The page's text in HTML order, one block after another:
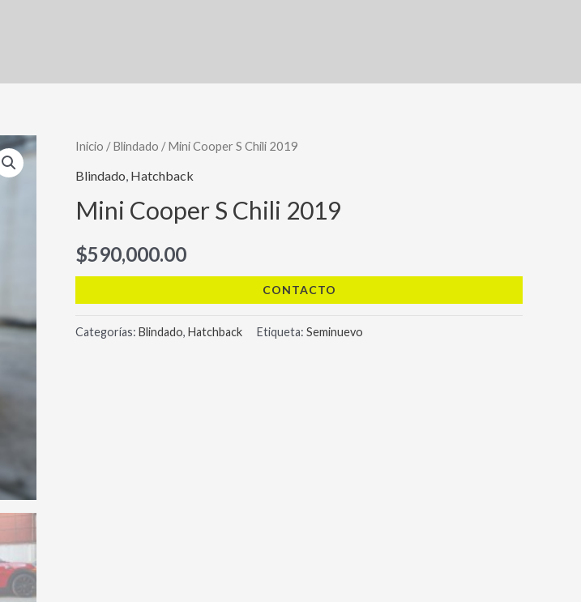
Inicio /Blindado / Mini Cooper S Chili 2019
Blindado Hatchback
Mini Cooper S Chili 2019
$590,000.00
CONTACTO
Categorías: Blindado, Hatchback Etiqueta: Seminuevo